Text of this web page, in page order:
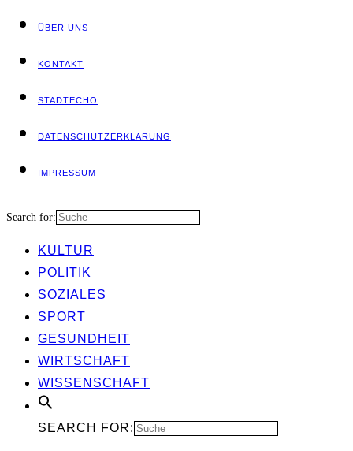
ÜBER UNS
KON­TAKT
STADT­ECHO
DATEN­SCHUTZ­ER­KLÄ­RUNG
IMPRES­SUM
Search for:
KUL­TUR
POLI­TIK
SOZIA­LES
SPORT
GESUND­HEIT
WIRT­SCHAFT
WIS­SEN­SCHAFT
SEARCH FOR: